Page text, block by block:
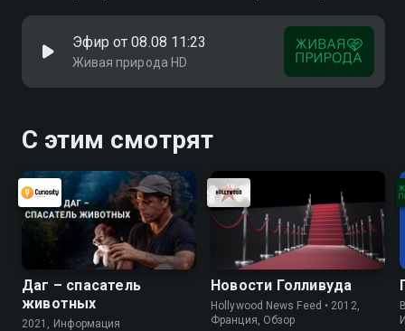
Эфир от 08.08 11:23
Живая природа HD
С этим смотрят
Даг – спасатель
животных
2021, Информация
Новости Голливуда
Hollywood News Feed • 2012,
Франция, Обзор